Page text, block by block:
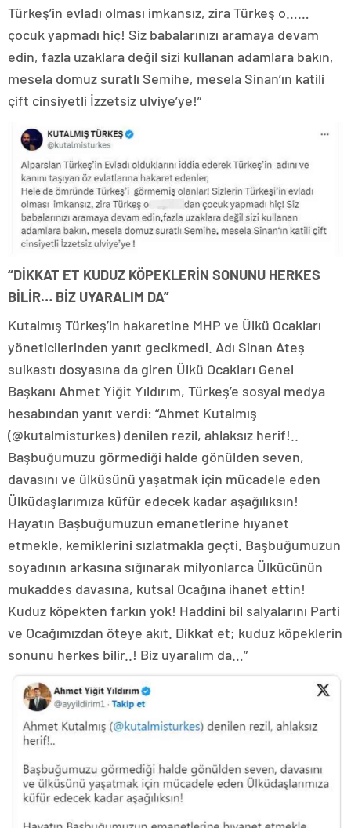
Türkeş’in evladı olması imkansız, zira Türkeş o……
çocuk yapmadı hiç! Siz babalarınızı aramaya devam
edin, fazla uzaklara değil sizi kullanan adamlara bakın,
mesela domuz suratlı Semihe, mesela Sinan’ın katili
çift cinsiyetli İzzetsiz ulviye’ye!”
“DİKKAT ET KUDUZ KÖPEKLERİN SONUNU HERKES
BİLİR… BİZ UYARALIM DA”
Kutalmış Türkeş’in hakaretine MHP ve Ülkü Ocakları
yöneticilerinden yanıt gecikmedi. Adı Sinan Ateş
suikastı dosyasına da giren Ülkü Ocakları Genel
Başkanı Ahmet Yiğit Yıldırım, Türkeş’e sosyal medya
hesabından yanıt verdi: “Ahmet Kutalmış
(@kutalmisturkes) denilen rezil, ahlaksız herif!..
Başbuğumuzu görmediği halde gönülden seven,
davasını ve ülküsünü yaşatmak için mücadele eden
Ülküdaşlarımıza küfür edecek kadar aşağılıksın!
Hayatın Başbuğumuzun emanetlerine hıyanet
etmekle, kemiklerini sızlatmakla geçti. Başbuğumuzun
soyadının arkasına sığınarak milyonlarca Ülkücünün
mukaddes davasına, kutsal Ocağına ihanet ettin!
Kuduz köpekten farkın yok! Haddini bil salyalarını Parti
ve Ocağımızdan öteye akıt. Dikkat et; kuduz köpeklerin
sonunu herkes bilir..! Biz uyaralım da…”